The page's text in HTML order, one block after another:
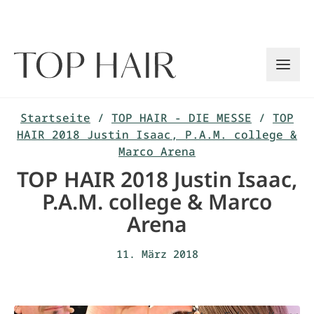
Startseite / TOP HAIR - DIE MESSE / TOP
HAIR 2018 Justin Isaac, P.A.M. college &
Marco Arena
TOP HAIR 2018 Justin Isaac,
P.A.M. college & Marco
Arena
11. März 2018